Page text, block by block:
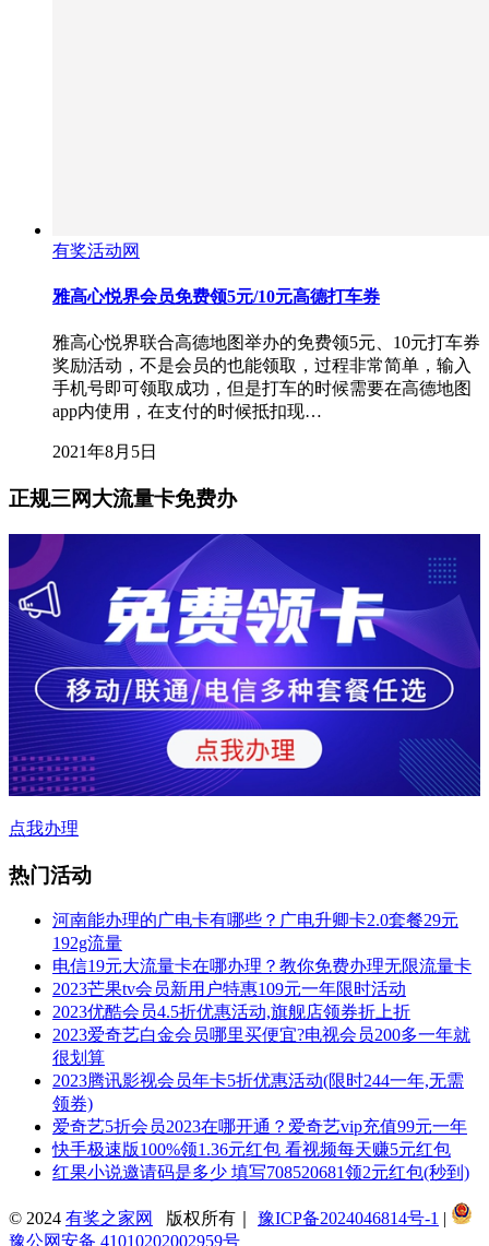
有奖活动网
雅高心悦界会员免费领5元/10元高德打车券
雅高心悦界联合高德地图举办的免费领5元、10元打车券
奖励活动，不是会员的也能领取，过程非常简单，输入
手机号即可领取成功，但是打车的时候需要在高德地图
app内使用，在支付的时候抵扣现…
2021年8月5日
正规三网大流量卡免费办
点我办理
热门活动
河南能办理的广电卡有哪些？广电升卿卡2.0套餐29元
192g流量
电信19元大流量卡在哪办理？教你免费办理无限流量卡
2023芒果tv会员新用户特惠109元一年限时活动
2023优酷会员4.5折优惠活动,旗舰店领券折上折
2023爱奇艺白金会员哪里买便宜?电视会员200多一年就
很划算
2023腾讯影视会员年卡5折优惠活动(限时244一年,无需
领券)
爱奇艺5折会员2023在哪开通？爱奇艺vip充值99元一年
快手极速版100%领1.36元红包 看视频每天赚5元红包
红果小说邀请码是多少 填写708520681领2元红包(秒到)
© 2024 有奖之家网 版权所有｜ 豫ICP备2024046814号-1 |
豫公网安备 41010202002959号